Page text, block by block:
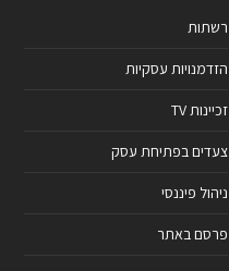
רשתות
הזדמנויות עסקיות
זכיינות TV
צעדים בפתיחת עסק
ניהול פיננסי
פרסם באתר